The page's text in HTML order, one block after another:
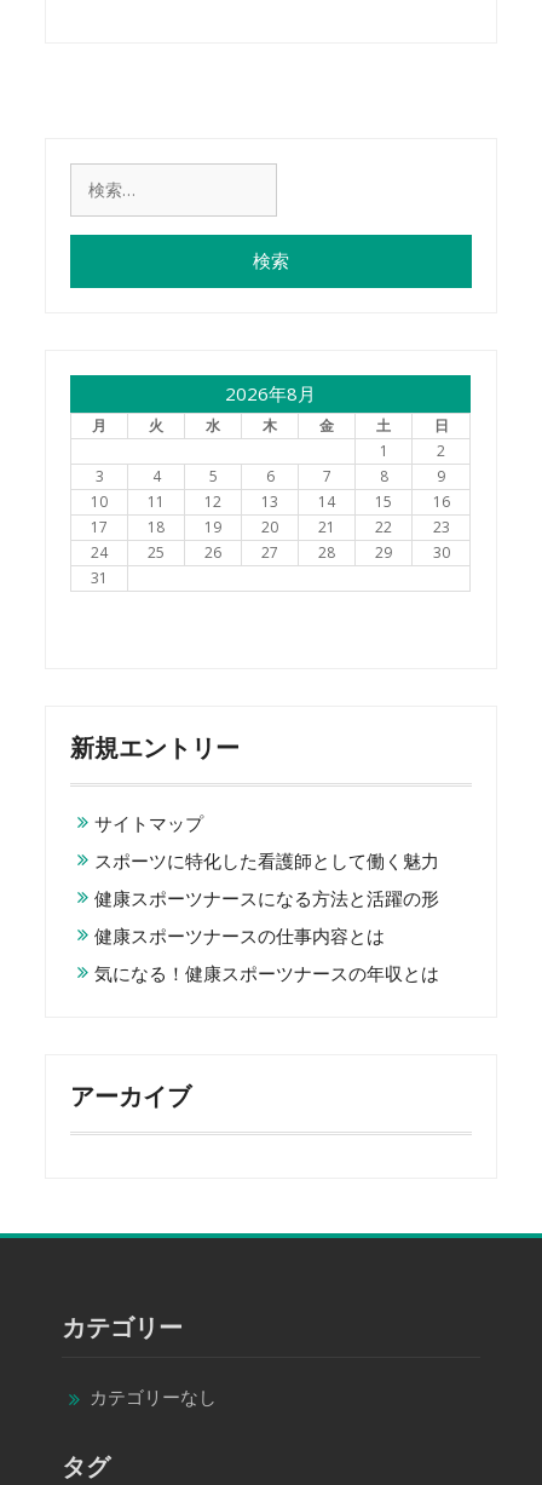
索:
2026年8月
月 火 水 木 金 土
日
1
2
3
4 5 6 7 8
9
10
11 12 13 14 15
16
17
18 19 20 21 22
23
24
25 26 27 28 29
30
31
新規エントリー
サイトマップ
スポーツに特化した看護師として働く魅力
健康スポーツナースになる方法と活躍の形
健康スポーツナースの仕事内容とは
気になる！健康スポーツナースの年収とは
アーカイブ
カテゴリー
カテゴリーなし
タグ